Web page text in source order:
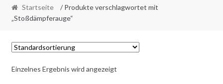
Startseite
/ Produkte verschlagwortet mit
„Stoßdämpferauge“
Einzelnes Ergebnis wird angezeigt